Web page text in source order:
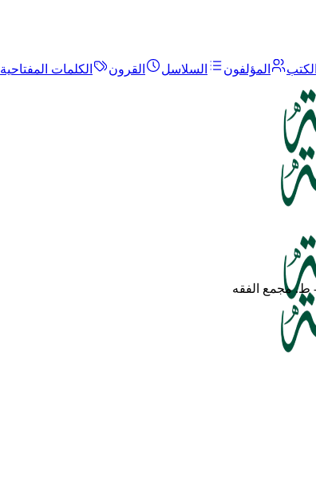
المؤلفون السلاسل القرون الكلمات المفتاحية
ط. مجمع الفقه